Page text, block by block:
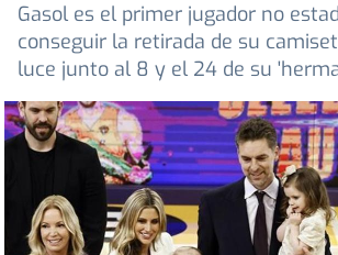
Gasol es el primer jugador no
conseguir la retirada de su
luce junto al 8 y el 24 de su